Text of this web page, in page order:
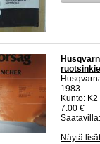
1983
Kunto:
7.00 €
Näytä